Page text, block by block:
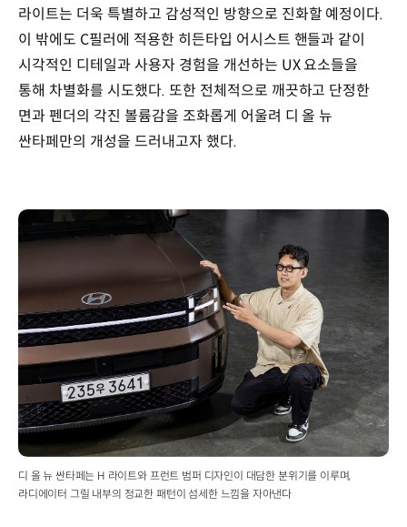
라이트는 더욱 특별하고 감성적인 방향으로 진화할 예정이다.
이 밖에도 C필러에 적용한 히든타입 어시스트 핸들과 같이
시각적인 디테일과 사용자 경험을 개선하는 UX 요소들을
통해 차별화를 시도했다. 또한 전체적으로 깨끗하고 단정한
면과 펜더의 각진 볼륨감을 조화롭게 어울려 디 올 뉴
싼타페만의 개성을 드러내고자 했다.
디 올 뉴 싼타페는 H 라이트와 프런트 범퍼 디자인이 대담한 분위기를 이루며,
라디에이터 그릴 내부의 정교한 패턴이 섬세한 느낌을 자아낸다